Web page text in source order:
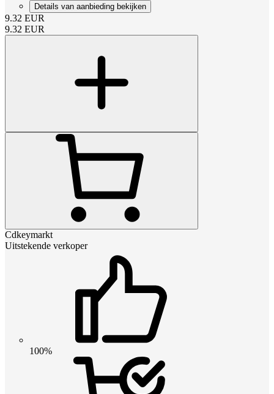
Details van aanbieding bekijken
9.32 EUR
9.32 EUR
Cdkeymarkt
Uitstekende verkoper
100%